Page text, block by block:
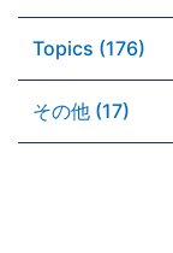
Topics (176)
その他 (17)